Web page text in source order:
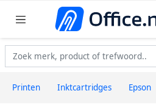
Printen Inktcartridges Epson